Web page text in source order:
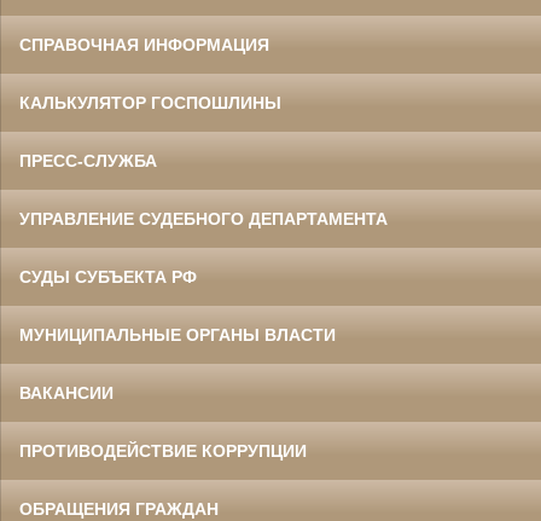
СПРАВОЧНАЯ ИНФОРМАЦИЯ
КАЛЬКУЛЯТОР ГОСПОШЛИНЫ
ПРЕСС-СЛУЖБА
УПРАВЛЕНИЕ СУДЕБНОГО ДЕПАРТАМЕНТА
СУДЫ СУБЪЕКТА РФ
МУНИЦИПАЛЬНЫЕ ОРГАНЫ ВЛАСТИ
ВАКАНСИИ
ПРОТИВОДЕЙСТВИЕ КОРРУПЦИИ
ОБРАЩЕНИЯ ГРАЖДАН